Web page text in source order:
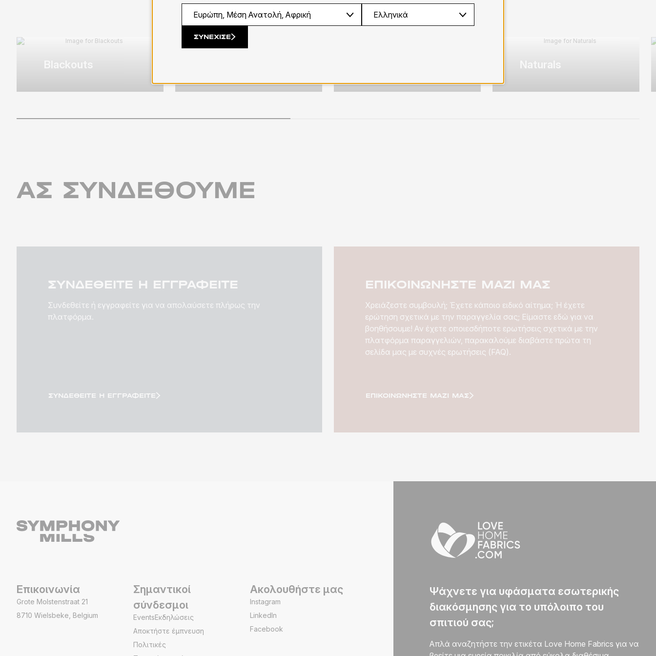
Blackouts Naturals
ΑΣ ΣΥΝΔΕΘΟΎΜΕ
ΣΥΝΔΕΘΕΊΤΕ Ή ΕΓΓΡΑΦΕΊΤΕ
Συνδεθείτε ή εγγραφείτε για να απολαύσετε πλήρως την
πλατφόρμα.
ΣΥΝΔΕΘΕΊΤΕ Ή ΕΓΓΡΑΦΕΊΤΕ
ΕΠΙΚΟΙΝΩΝΉΣΤΕ ΜΑΖΊ ΜΑΣ
Χρειάζεστε συμβουλή; Έχετε κάποιο ειδικό αίτημα; Ή έχετε
ερώτηση σχετικά με την παραγγελία σας; Είμαστε εδώ για να
βοηθήσουμε! Αν έχετε οποιεσδήποτε ερωτήσεις σχετικά με την
πλατφόρμα παραγγελιών, παρακαλούμε διαβάστε πρώτα τη
σελίδα μας με συχνές ερωτήσεις (FAQ).
ΕΠΙΚΟΙΝΩΝΉΣΤΕ ΜΑΖΊ ΜΑΣ
Επικοινωνία
Grote Molstenstraat 21
8710 Wielsbeke, Belgium
Σημαντικοί
σύνδεσμοι
EventsΕκδηλώσεις
Αποκτήστε έμπνευση
Πολιτικές
Ακολουθήστε μας
Instagram
LinkedIn
Facebook
Ψάχνετε για υφάσματα εσωτερικής
διακόσμησης για το υπόλοιπο του
σπιτιού σας;
Απλά αναζητήστε την ετικέτα Love Home Fabrics για να
ΣΥΝΈΧΙΣΕ